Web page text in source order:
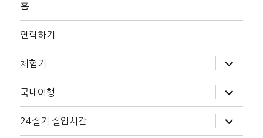
홈
연락하기
체험기
위
메
확
장
국내여행
위
메
확
장
24절기 절입시간
위